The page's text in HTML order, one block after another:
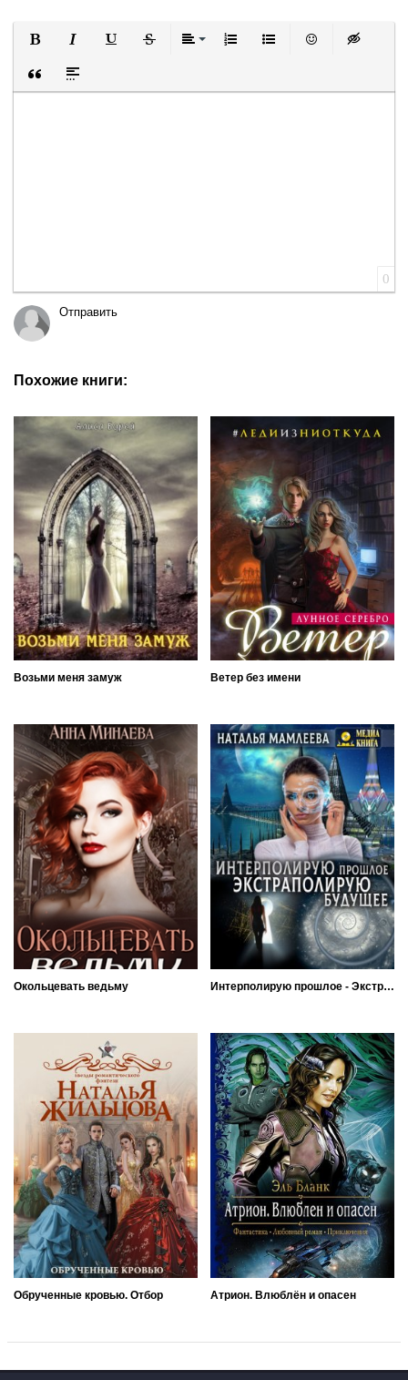
Вставка цитаты
Вставка спойлера
0
Отправить
Похожие книги:
Возьми меня замуж Ветер без имени
Окольцевать ведьму Интерполирую прошлое - Экстраполирую будущее
Обрученные кровью. Отбор Атрион. Влюблён и опасен